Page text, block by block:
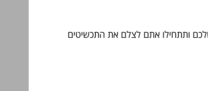
ותתחילו אתם לצלם את התכשיטים